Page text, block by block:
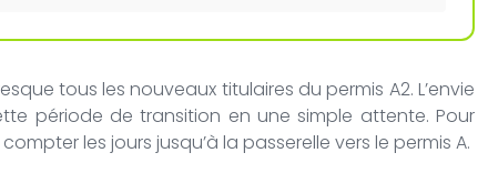
tous les nouveaux titulaires du permis A2. L’envie
période de transition en une simple attente. Pour
les jours jusqu’à la passerelle vers le permis A.